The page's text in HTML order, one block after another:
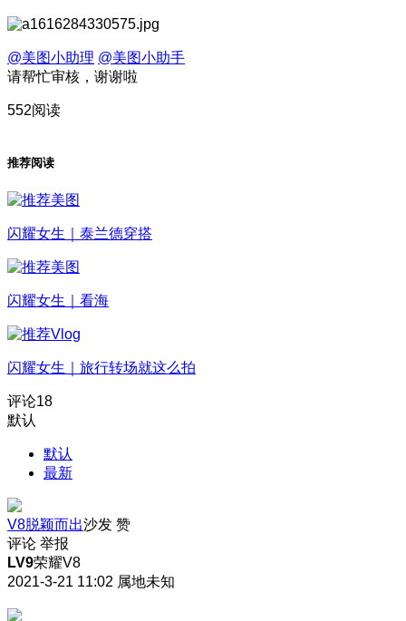
@美图小助理 @美图小助手
请帮忙审核，谢谢啦
552阅读
推荐阅读
闪耀女生｜泰兰德穿搭
闪耀女生｜看海
闪耀女生｜旅行转场就这么拍
评论18
默认
默认
最新
V8脱颖而出沙发 赞
评论 举报
LV9荣耀V8
2021-3-21 11:02 属地未知